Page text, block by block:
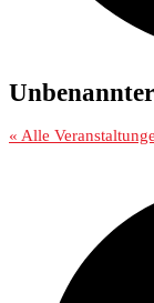
« Alle